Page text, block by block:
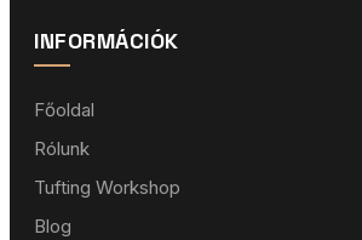
INFORMÁCIÓK
Főoldal
Rólunk
Tufting Workshop
Blog